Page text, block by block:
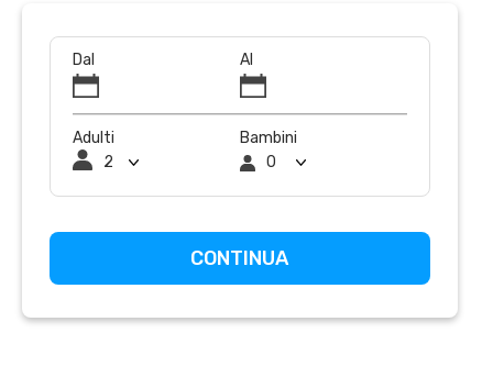
Dal Al
Adulti Bambini